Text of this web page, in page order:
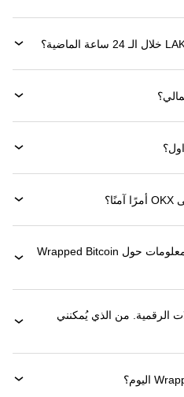
أين يُمكنني العثور على مزيد من المعلومات حول ‏Wrapped Bitcoin
الرقمية. من الذي يُمكنني